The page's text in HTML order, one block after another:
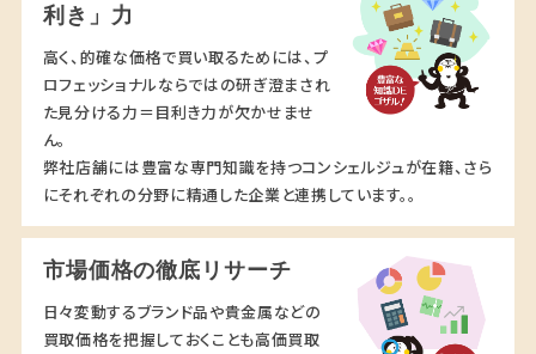
利き」力
高く、的確な価格で買い取るためには、プ
ロフェッショナルならではの研ぎ澄まされ
た見分ける力＝目利き力が欠かせませ
ん。
弊社店舗には豊富な専門知識を持つコンシェルジュが在籍、さら
にそれぞれの分野に精通した企業と連携しています。。
市場価格の徹底リサーチ
日々変動するブランド品や貴金属などの
買取価格を把握しておくことも高価買取